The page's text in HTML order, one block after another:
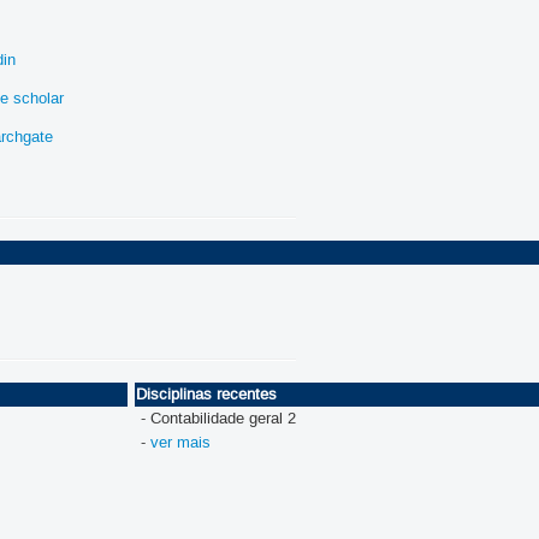
scholar
Disciplinas recentes
- Contabilidade geral 2
- ver mais